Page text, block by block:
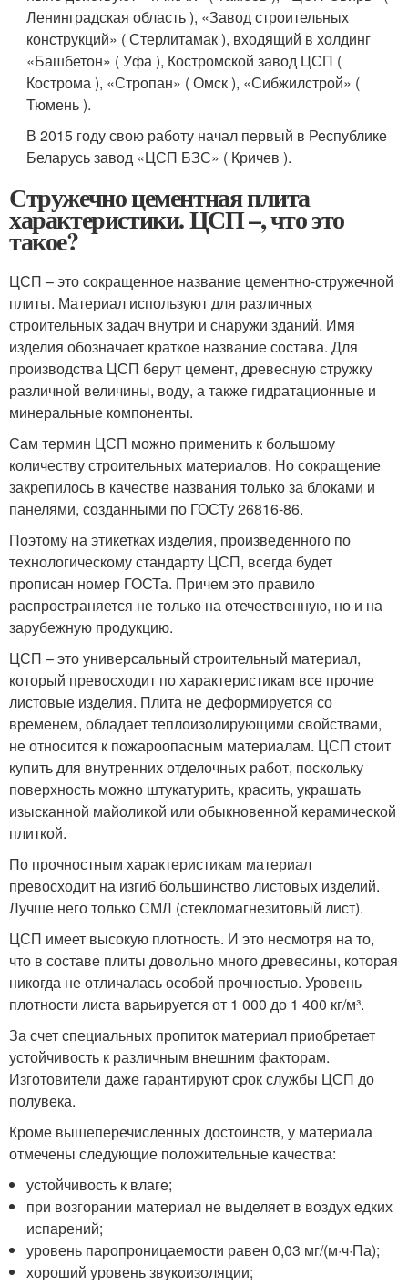
Ленинградская область ), «Завод строительных
конструкций» ( Стерлитамак ), входящий в холдинг
«Башбетон» ( Уфа ), Костромской завод ЦСП (
Кострома ), «Стропан» ( Омск ), «Сибжилстрой» (
Тюмень ).
В 2015 году свою работу начал первый в Республике
Беларусь завод «ЦСП БЗС» ( Кричев ).
Стружечно цементная плита
характеристики. ЦСП –, что это
такое?
ЦСП – это сокращенное название цементно-стружечной
плиты. Материал используют для различных
строительных задач внутри и снаружи зданий. Имя
изделия обозначает краткое название состава. Для
производства ЦСП берут цемент, древесную стружку
различной величины, воду, а также гидратационные и
минеральные компоненты.
Сам термин ЦСП можно применить к большому
количеству строительных материалов. Но сокращение
закрепилось в качестве названия только за блоками и
панелями, созданными по ГОСТу 26816-86.
Поэтому на этикетках изделия, произведенного по
технологическому стандарту ЦСП, всегда будет
прописан номер ГОСТа. Причем это правило
распространяется не только на отечественную, но и на
зарубежную продукцию.
ЦСП – это универсальный строительный материал,
который превосходит по характеристикам все прочие
листовые изделия. Плита не деформируется со
временем, обладает теплоизолирующими свойствами,
не относится к пожароопасным материалам. ЦСП стоит
купить для внутренних отделочных работ, поскольку
поверхность можно штукатурить, красить, украшать
изысканной майоликой или обыкновенной керамической
плиткой.
По прочностным характеристикам материал
превосходит на изгиб большинство листовых изделий.
Лучше него только СМЛ (стекломагнезитовый лист).
ЦСП имеет высокую плотность. И это несмотря на то,
что в составе плиты довольно много древесины, которая
никогда не отличалась особой прочностью. Уровень
плотности листа варьируется от 1 000 до 1 400 кг/м³.
За счет специальных пропиток материал приобретает
устойчивость к различным внешним факторам.
Изготовители даже гарантируют срок службы ЦСП до
полувека.
Кроме вышеперечисленных достоинств, у материала
отмечены следующие положительные качества:
устойчивость к влаге;
при возгорании материал не выделяет в воздух едких
испарений;
уровень паропроницаемости равен 0,03 мг/(м·ч·Па);
хороший уровень звукоизоляции;